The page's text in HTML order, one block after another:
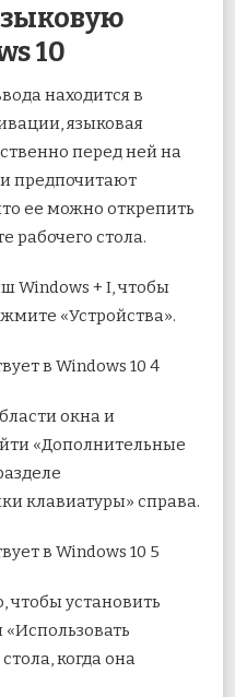
10
находится в
языковая
перед ней на
предпочитают
ее можно открепить
рабочего стола.
Windows + I, чтобы
«Устройства».
окна и
«Дополнительные
клавиатуры» справа.
чтобы установить
когда она